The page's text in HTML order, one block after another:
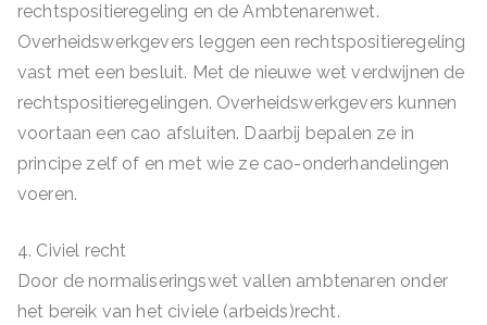
rechtspositieregeling en de Ambtenarenwet.
Overheidswerkgevers leggen een rechtspositieregeling
vast met een besluit. Met de nieuwe wet verdwijnen de
rechtspositieregelingen. Overheidswerkgevers kunnen
voortaan een cao afsluiten. Daarbij bepalen ze in
principe zelf of en met wie ze cao-onderhandelingen
voeren.
4. Civiel recht
Door de normaliseringswet vallen ambtenaren onder
het bereik van het civiele (arbeids)recht.